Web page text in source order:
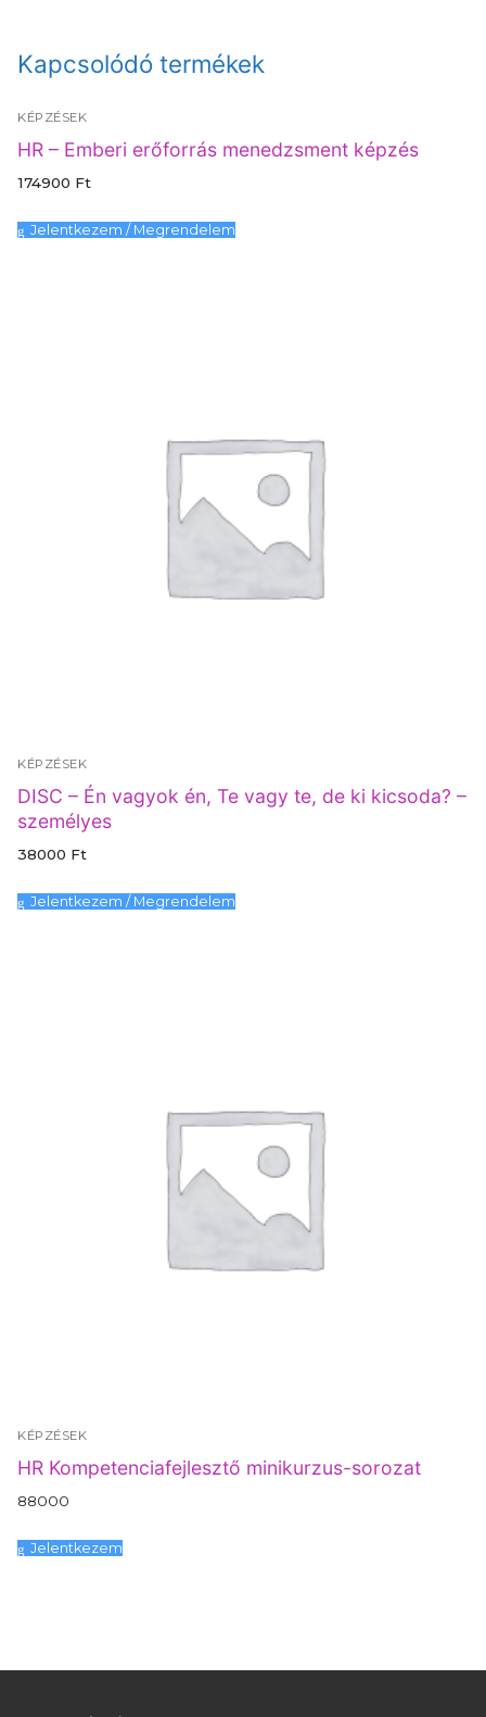
Kapcsolódó termékek
KÉPZÉSEK
HR – Emberi erőforrás menedzsment képzés
174900 Ft
Jelentkezem / Megrendelem
KÉPZÉSEK
DISC – Én vagyok én, Te vagy te, de ki kicsoda? –
személyes
38000 Ft
Jelentkezem / Megrendelem
KÉPZÉSEK
HR Kompetenciafejlesztő minikurzus-sorozat
88000
Jelentkezem